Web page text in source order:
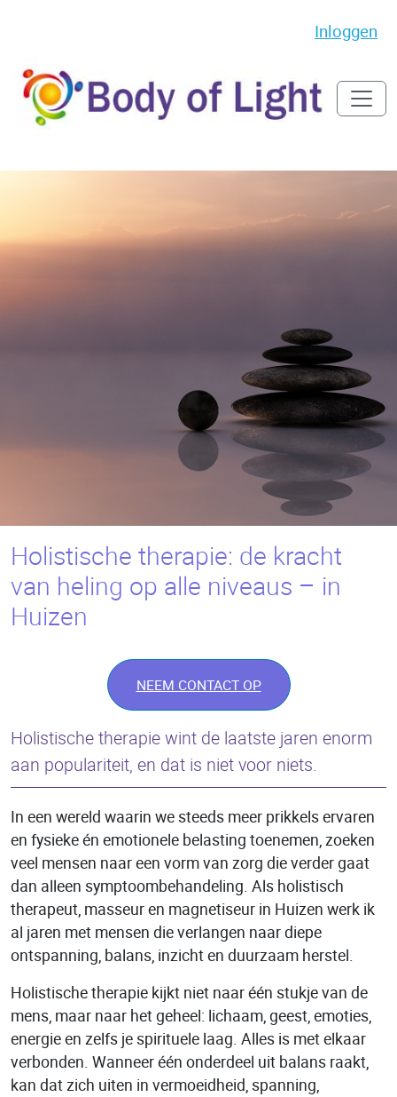
Inloggen
Holistische therapie: de kracht
van heling op alle niveaus – in
Huizen
NEEM CONTACT OP
Holistische therapie wint de laatste jaren enorm
aan populariteit, en dat is niet voor niets.
In een wereld waarin we steeds meer prikkels ervaren
en fysieke én emotionele belasting toenemen, zoeken
veel mensen naar een vorm van zorg die verder gaat
dan alleen symptoombehandeling. Als holistisch
therapeut, masseur en magnetiseur in Huizen werk ik
al jaren met mensen die verlangen naar diepe
ontspanning, balans, inzicht en duurzaam herstel.
Holistische therapie kijkt niet naar één stukje van de
mens, maar naar het geheel: lichaam, geest, emoties,
energie en zelfs je spirituele laag. Alles is met elkaar
verbonden. Wanneer één onderdeel uit balans raakt,
kan dat zich uiten in vermoeidheid, spanning,